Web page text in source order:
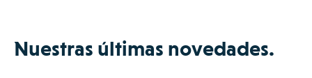
Nuestras últimas novedades.